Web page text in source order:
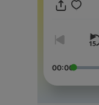
00:00